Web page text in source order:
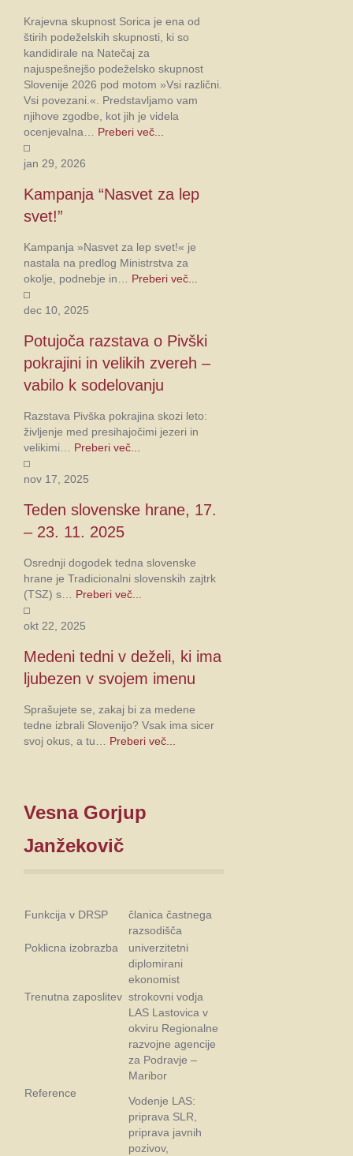
Krajevna skupnost Sorica je ena od
štirih podeželskih skupnosti, ki so
kandidirale na Natečaj za
najuspešnejšo podeželsko skupnost
Slovenije 2026 pod motom »Vsi različni.
Vsi povezani.«. Predstavljamo vam
njihove zgodbe, kot jih je videla
ocenjevalna… Preberi več...
jan 29, 2026
Kampanja “Nasvet za lep
svet!”
Kampanja »Nasvet za lep svet!« je
nastala na predlog Ministrstva za
okolje, podnebje in… Preberi več...
dec 10, 2025
Potujoča razstava o Pivški
pokrajini in velikih zvereh –
vabilo k sodelovanju
Razstava Pivška pokrajina skozi leto:
življenje med presihajočimi jezeri in
velikimi… Preberi več...
nov 17, 2025
Teden slovenske hrane, 17.
– 23. 11. 2025
Osrednji dogodek tedna slovenske
hrane je Tradicionalni slovenskih zajtrk
(TSZ) s… Preberi več...
okt 22, 2025
Medeni tedni v deželi, ki ima
ljubezen v svojem imenu
Sprašujete se, zakaj bi za medene
tedne izbrali Slovenijo? Vsak ima sicer
svoj okus, a tu… Preberi več...
Vesna Gorjup
Janžekovič
Funkcija v DRSP
članica častnega
razsodišča
Poklicna izobrazba
univerzitetni
diplomirani
ekonomist
Trenutna zaposlitev strokovni vodja
LAS Lastovica v
okviru Regionalne
razvojne agencije
za Podravje –
Maribor
Reference
Vodenje LAS:
priprava SLR,
priprava javnih
pozivov,